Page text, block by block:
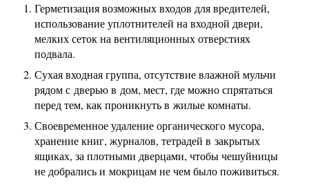
Герметизация возможных входов для вредителей,
использование уплотнителей на входной двери,
мелких сеток на вентиляционных отверстиях
подвала.
Сухая входная группа, отсутствие влажной мульчи
рядом с дверью в дом, мест, где можно спрятаться
перед тем, как проникнуть в жилые комнаты.
Своевременное удаление органического мусора,
хранение книг, журналов, тетрадей в закрытых
ящиках, за плотными дверцами, чтобы чешуйницы
не добрались и мокрицам не чем было поживиться.